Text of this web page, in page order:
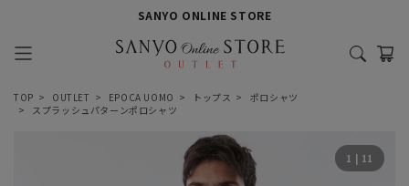
SANYO ONLINE STORE
TOP OUTLET EPOCA UOMO トップス
ポロシャツ
スプラッシュパターンポロシャツ
1 | 11